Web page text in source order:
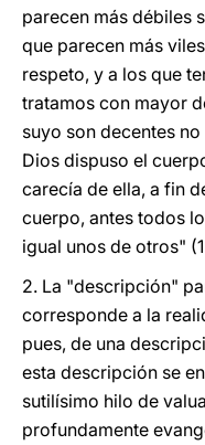
parecen más débiles
que parecen más
respeto, y a los que
tratamos con mayor
suyo son decentes
Dios dispuso el
carecía de ella, a fin
cuerpo, antes todos
igual unos de otros" (1
2. La "descripción"
corresponde a la
pues, de una
esta descripción se
sutilísimo hilo de
profundamente